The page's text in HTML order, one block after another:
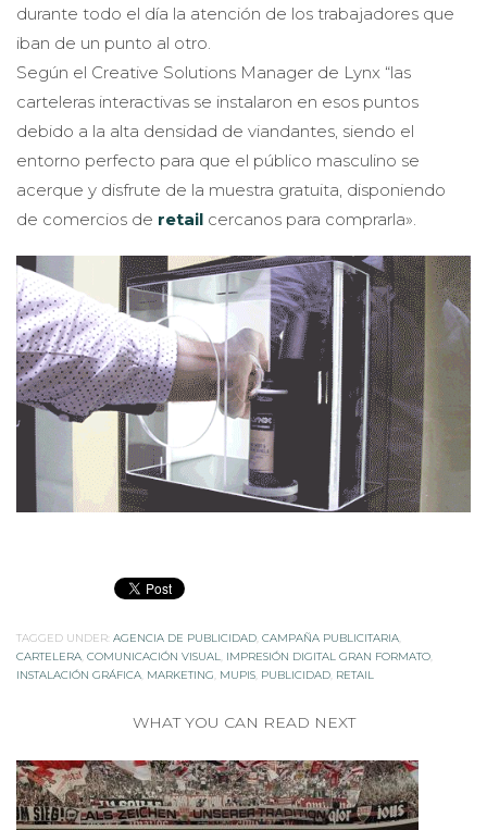
durante todo el día la atención de los trabajadores que
iban de un punto al otro.
Según el Creative Solutions Manager de Lynx “las
carteleras interactivas se instalaron en esos puntos
debido a la alta densidad de viandantes, siendo el
entorno perfecto para que el público masculino se
acerque y disfrute de la muestra gratuita, disponiendo
de comercios de retail cercanos para comprarla».
TAGGED UNDER: AGENCIA DE PUBLICIDAD CAMPAÑA PUBLICITARIA
CARTELERA COMUNICACIÓN VISUAL IMPRESIÓN DIGITAL GRAN FORMATO
INSTALACIÓN GRÁFICA MARKETING MUPIS PUBLICIDAD RETAIL
WHAT YOU CAN READ NEXT